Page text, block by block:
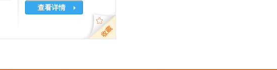
查看详情